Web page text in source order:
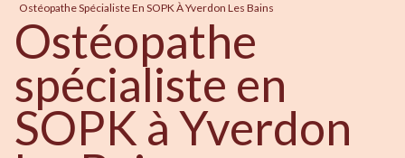
Ostéopathe Spécialiste En SOPK À Yverdon Les Bains
Ostéopathe
spécialiste en
SOPK à Yverdon